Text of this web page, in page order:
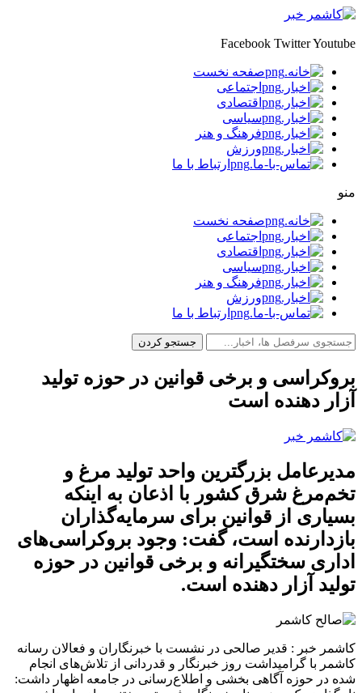
Facebook TwitterYoutube
صفحه نخست
اجتماعی
اقتصادی
سیاسی
فرهنگ و هنر
ورزش
ارتباط با ما
منو
صفحه نخست
اجتماعی
اقتصادی
سیاسی
فرهنگ و هنر
ورزش
ارتباط با ما
بروکراسی و برخی قوانین در حوزه تولید
آزار دهنده است
مدیرعامل بزرگترین واحد تولید مرغ و
تخم‌مرغ شرق کشور با اذعان به اینکه
بسیاری از قوانین برای سرمایه‌گذاران
بازدارنده است، گفت: وجود بروکراسی‌های
اداری سختگیرانه و برخی قوانین در حوزه
تولید آزار دهنده است.
کاشمر خبر : قدیر صالحی در نشست با خبرنگاران و فعالان رسانه
کاشمر با گرامیداشت روز خبرنگار و قدردانی از تلاش‌های انجام
شده در حوزه آگاهی بخشی و اطلاع‌رسانی در جامعه اظهار داشت: